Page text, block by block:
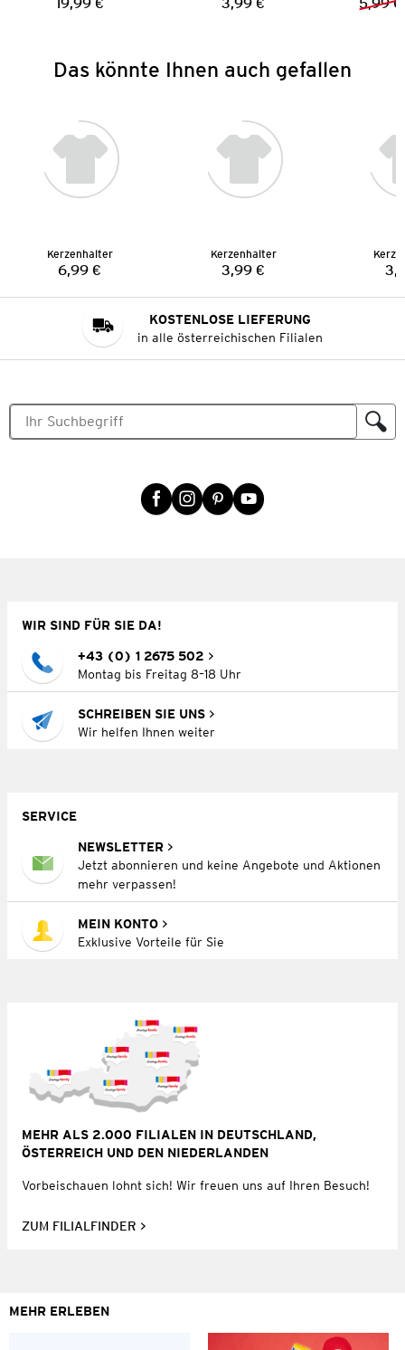
Preis: Preis:
Das könnte Ihnen auch gefallen
Kerzenhalter
Preis:
6,99 €
Kerzenhalter
Preis:
3,99 €
KOSTENLOSE LIEFERUNG
in alle österreichischen Filialen
WIR SIND FÜR SIE DA!
+43 (0) 1 2675 502
Montag bis Freitag 8–18 Uhr
SCHREIBEN SIE UNS
Wir helfen Ihnen weiter
SERVICE
NEWSLETTER
Jetzt abonnieren und keine Angebote und Aktionen
mehr verpassen!
MEIN KONTO
Exklusive Vorteile für Sie
MEHR ALS 2.000 FILIALEN IN DEUTSCHLAND,
ÖSTERREICH UND DEN NIEDERLANDEN
Vorbeischauen lohnt sich! Wir freuen uns auf Ihren Besuch!
ZUM FILIALFINDER
MEHR ERLEBEN